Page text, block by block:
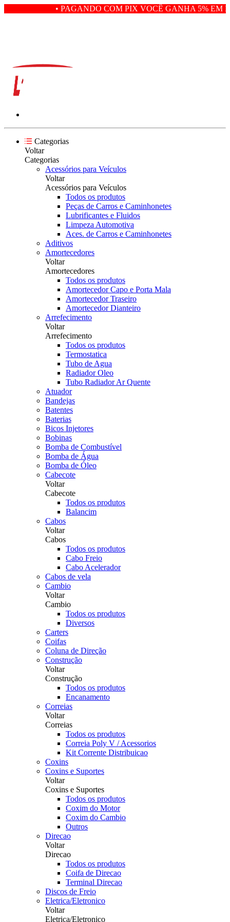
• PAGANDO COM PIX VOCÊ GANHA 5% EM
Categorias
Voltar
Categorias
Acessórios para Veículos
Voltar
Acessórios para Veículos
Todos os produtos
Peças de Carros e Caminhonetes
Lubrificantes e Fluidos
Limpeza Automotiva
Aces. de Carros e Caminhonetes
Aditivos
Amortecedores
Voltar
Amortecedores
Todos os produtos
Amortecedor Capo e Porta Mala
Amortecedor Traseiro
Amortecedor Dianteiro
Arrefecimento
Voltar
Arrefecimento
Todos os produtos
Termostatica
Tubo de Agua
Radiador Oleo
Tubo Radiador Ar Quente
Atuador
Bandejas
Batentes
Baterias
Bicos Injetores
Bobinas
Bomba de Combustível
Bomba de Água
Bomba de Óleo
Cabecote
Voltar
Cabecote
Todos os produtos
Balancim
Cabos
Voltar
Cabos
Todos os produtos
Cabo Freio
Cabo Acelerador
Cabos de vela
Cambio
Voltar
Cambio
Todos os produtos
Diversos
Carters
Coifas
Coluna de Direção
Construção
Voltar
Construção
Todos os produtos
Encanamento
Correias
Voltar
Correias
Todos os produtos
Correia Poly V / Acessorios
Kit Corrente Distribuicao
Coxins
Coxins e Suportes
Voltar
Coxins e Suportes
Todos os produtos
Coxim do Motor
Coxim do Cambio
Outros
Direcao
Voltar
Direcao
Todos os produtos
Coifa de Direcao
Terminal Direcao
Discos de Freio
Eletrica/Eletronico
Voltar
Eletrica/Eletronico